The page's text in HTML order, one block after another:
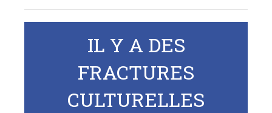
IL Y A DES
FRACTURES
CULTURELLES